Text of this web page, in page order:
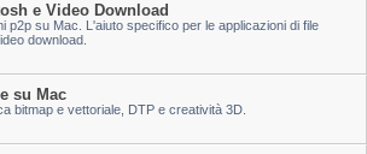
e Video Download
p2p su Mac. L'aiuto specifico per le applicazioni di file
download.
su Mac
bitmap e vettoriale, DTP e creatività 3D.